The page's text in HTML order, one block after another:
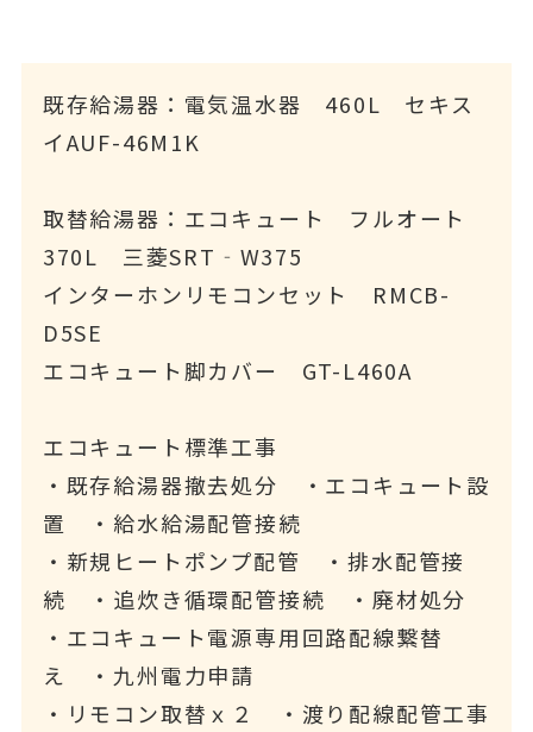
既存給湯器：電気温水器 460L セキス
イAUF-46M1K
取替給湯器：エコキュート フルオート
370L 三菱SRT‐W375
インターホンリモコンセット RMCB-
D5SE
エコキュート脚カバー GT-L460A
エコキュート標準工事
・既存給湯器撤去処分 ・エコキュート設
置 ・給水給湯配管接続
・新規ヒートポンプ配管 ・排水配管接
続 ・追炊き循環配管接続 ・廃材処分
・エコキュート電源専用回路配線繋替
え ・九州電力申請
・リモコン取替ｘ２ ・渡り配線配管工事